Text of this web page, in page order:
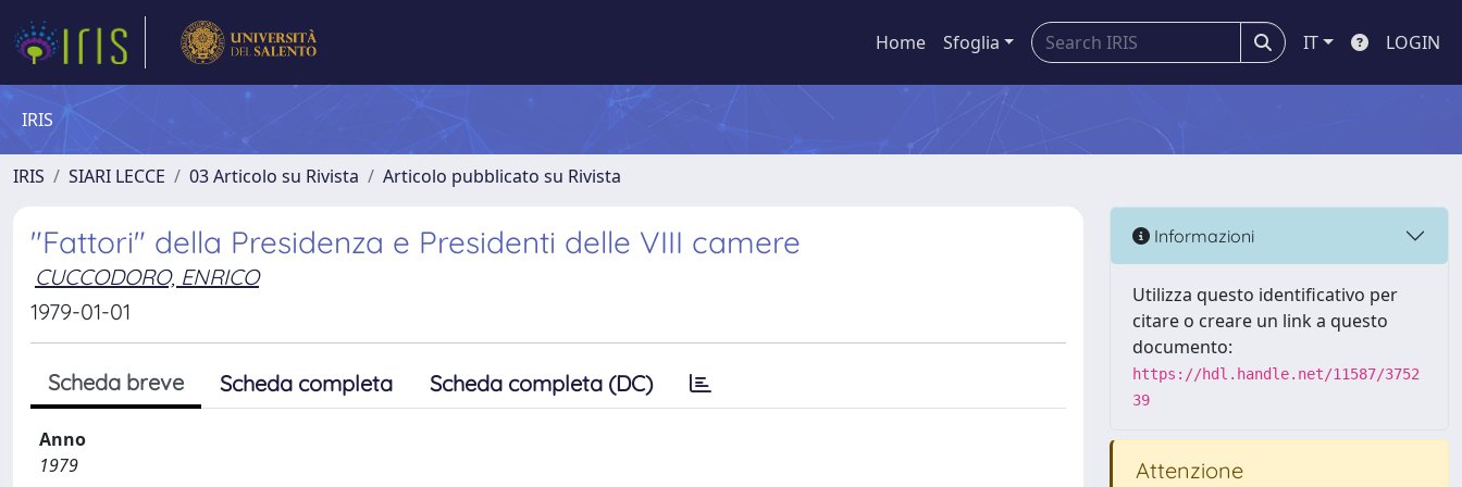
Home Sfoglia IT LOGIN
IRIS
IRIS SIARI LECCE 03 Articolo su Rivista Articolo pubblicato su Rivista
"Fattori" della Presidenza e Presidenti delle VIII camere
CUCCODORO, ENRICO
1979-01-01
Scheda breve Scheda completa Scheda completa (DC)
Anno
1979
Informazioni
Utilizza questo identificativo per
citare o creare un link a questo
documento:
https://hdl.handle.net/11587/3752
39
Attenzione